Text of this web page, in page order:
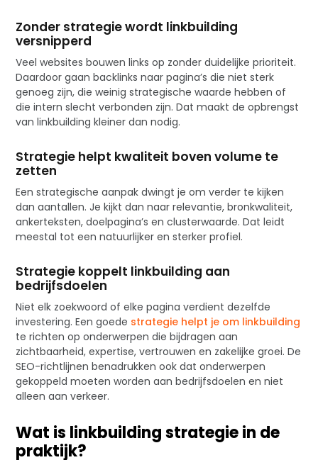
Zonder strategie wordt linkbuilding
versnipperd
Veel websites bouwen links op zonder duidelijke prioriteit.
Daardoor gaan backlinks naar pagina’s die niet sterk
genoeg zijn, die weinig strategische waarde hebben of
die intern slecht verbonden zijn. Dat maakt de opbrengst
van linkbuilding kleiner dan nodig.
Strategie helpt kwaliteit boven volume te
zetten
Een strategische aanpak dwingt je om verder te kijken
dan aantallen. Je kijkt dan naar relevantie, bronkwaliteit,
ankerteksten, doelpagina’s en clusterwaarde. Dat leidt
meestal tot een natuurlijker en sterker profiel.
Strategie koppelt linkbuilding aan
bedrijfsdoelen
Niet elk zoekwoord of elke pagina verdient dezelfde
investering. Een goede strategie helpt je om linkbuilding
te richten op onderwerpen die bijdragen aan
zichtbaarheid, expertise, vertrouwen en zakelijke groei. De
SEO-richtlijnen benadrukken ook dat onderwerpen
gekoppeld moeten worden aan bedrijfsdoelen en niet
alleen aan verkeer.
Wat is linkbuilding strategie in de
praktijk?